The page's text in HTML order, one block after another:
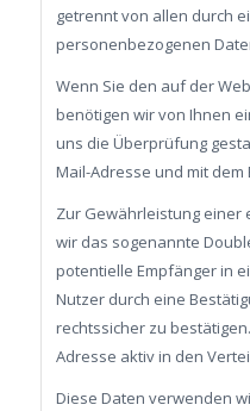
getrennt von allen durch
personenbezogenen
Wenn Sie den auf der
benötigen wir von Ihnen
uns die Überprüfung
Mail-Adresse und mit
Zur Gewährleistung
wir das sogenannte
potentielle Empfänger in
Nutzer durch eine
rechtssicher zu
Adresse aktiv in den
Diese Daten verwenden